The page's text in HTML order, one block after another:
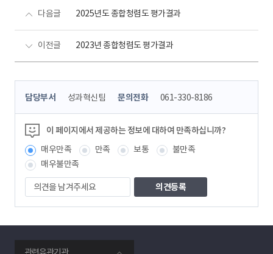
다음글 2025년도 종합청렴도 평가결과
이전글 2023년 종합청렴도 평가결과
콘
츠
정
보
책
임
자
담당부서 성과혁신팀 문의전화 061-330-8186
이 페이지에서 제공하는 정보에 대하여 만족하십니까?
매우만족
만족 보통
불만족
매우불만족
의
견
을
겨
주
세